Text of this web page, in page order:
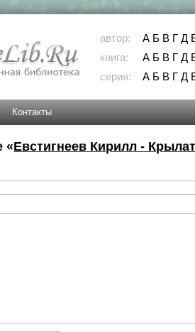
автор: А Б В Г Д
книга:
А Б В Г Д
серия:
А Б В Г Д
Контакты
«Евстигнеев Кирилл -